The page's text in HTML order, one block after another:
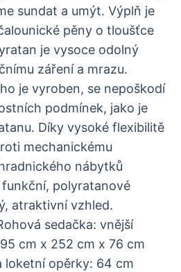
sundat a umýt. Výplň je
pěny o tloušťce
je vysoce odolný
záření a mrazu.
je vyroben, se nepoškodí
podmínek, jako je
Díky vysoké flexibilitě
mechanickému
nábytků
polyratanové
atraktivní vzhled.
sedačka: vnější
cm x 252 cm x 76 cm
loketní opěrky: 64 cm